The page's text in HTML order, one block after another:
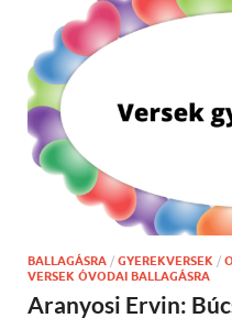
BALLAGÁSRA / GYEREKVERSEK /
VERSEK ÓVODAI BALLAGÁSRA
Aranyosi Ervin: